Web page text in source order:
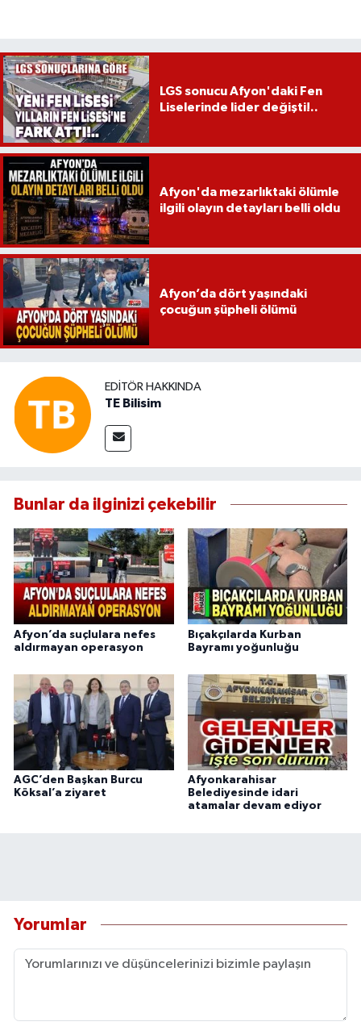
LGS sonucu Afyon'daki Fen
Liselerinde lider değişti!..
Afyon'da mezarlıktaki ölümle
ilgili olayın detayları belli oldu
Afyon’da dört yaşındaki
çocuğun şüpheli ölümü
EDITÖR HAKKINDA
TE Bilisim
Bunlar da ilginizi çekebilir
Afyon’da suçlulara nefes
aldırmayan operasyon
Bıçakçılarda Kurban
Bayramı yoğunluğu
AGC’den Başkan Burcu
Köksal’a ziyaret
Afyonkarahisar
Belediyesinde idari
atamalar devam ediyor
Yorumlar